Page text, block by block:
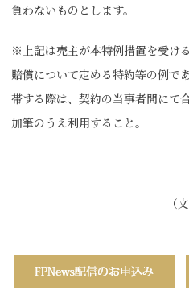
負わないものとします。
※上記は売主が本特例措置を受け
賠償について定める特約等の例で
帯する際は、契約の当事者間にて
加筆のうえ利用すること。
（